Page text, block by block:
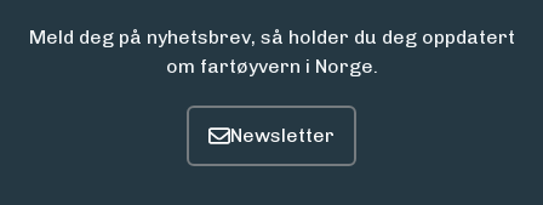
Meld deg på nyhetsbrev, så holder du deg oppdatert
om fartøyvern i Norge.